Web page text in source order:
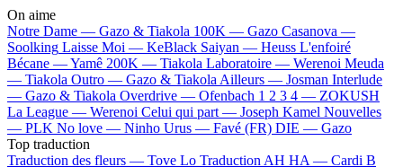
On aime
Notre Dame — Gazo & Tiakola 100K — Gazo Casanova —
Soolking Laisse Moi — KeBlack Saiyan — Heuss L'enfoiré
Bécane —Yamê 200K — Tiakola Laboratoire — Werenoi Meuda
— Tiakola Outro — Gazo & Tiakola Ailleurs — Josman Interlude
— Gazo & Tiakola Overdrive — Ofenbach 1 2 3 4 — ZOKUSH
La League — Werenoi Celui qui part — Joseph Kamel Nouvelles
— PLK No love — Ninho Urus — Favé (FR) DIE — Gazo
Top traduction
Traduction des fleurs — Tove Lo Traduction AH HA — Cardi B